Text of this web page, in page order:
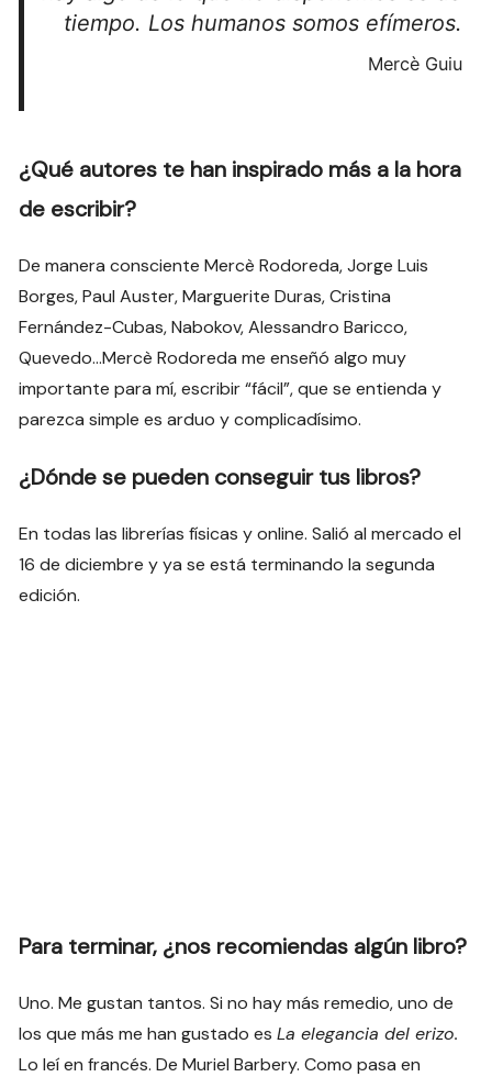
tiempo. Los humanos somos efímeros.
Mercè Guiu
¿Qué autores te han inspirado más a la hora
de escribir?
De manera consciente Mercè Rodoreda, Jorge Luis
Borges, Paul Auster, Marguerite Duras, Cristina
Fernández-Cubas, Nabokov, Alessandro Baricco,
Quevedo…Mercè Rodoreda me enseñó algo muy
importante para mí, escribir “fácil”, que se entienda y
parezca simple es arduo y complicadísimo.
¿Dónde se pueden conseguir tus libros?
En todas las librerías físicas y online. Salió al mercado el
16 de diciembre y ya se está terminando la segunda
edición.
Para terminar, ¿nos recomiendas algún libro?
Uno. Me gustan tantos. Si no hay más remedio, uno de
los que más me han gustado esLa elegancia del erizo.
Lo leí en francés. De Muriel Barbery. Como pasa en